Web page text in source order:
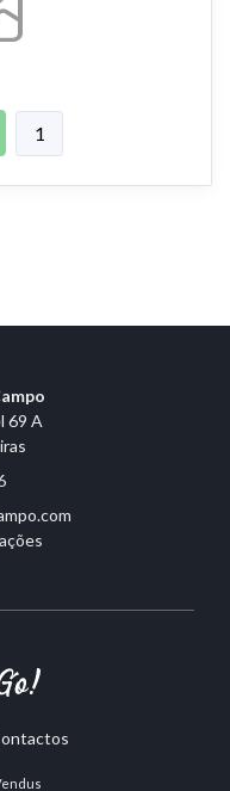
69 A